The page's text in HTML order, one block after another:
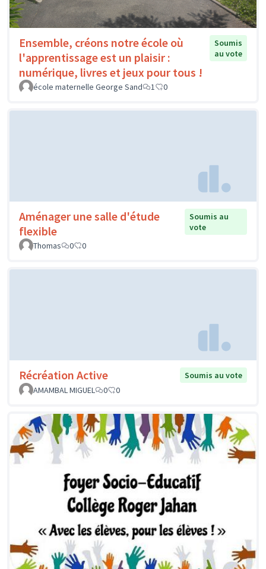
Ensemble, créons notre école où
l'apprentissage est un plaisir :
numérique, livres et jeux pour tous !
Soumis
au vote
école maternelle George Sand 1 0
Aménager une salle d'étude
flexible
Soumis au
vote
Thomas
0 0
Récréation Active
Soumis au vote
AMAMBAL MIGUEL
0 0